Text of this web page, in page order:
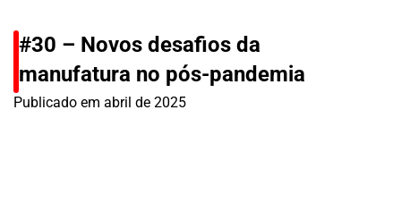
#30 – Novos desafios da
manufatura no pós-pandemia
Publicado em abril de 2025